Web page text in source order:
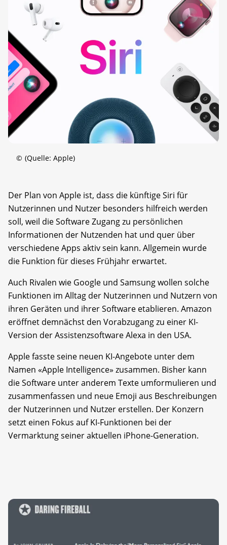
© (Quelle: Apple)
Der Plan von Apple ist, dass die künftige Siri für
Nutzerinnen und Nutzer besonders hilfreich werden
soll, weil die Software Zugang zu persönlichen
Informationen der Nutzenden hat und quer über
verschiedene Apps aktiv sein kann. Allgemein wurde
die Funktion für dieses Frühjahr erwartet.
Auch Rivalen wie Google und Samsung wollen solche
Funktionen im Alltag der Nutzerinnen und Nutzern von
ihren Geräten und ihrer Software etablieren. Amazon
eröffnet demnächst den Vorabzugang zu einer KI-
Version der Assistenzsoftware Alexa in den USA.
Apple fasste seine neuen KI-Angebote unter dem
Namen «Apple Intelligence» zusammen. Bisher kann
die Software unter anderem Texte umformulieren und
zusammenfassen und neue Emoji aus Beschreibungen
der Nutzerinnen und Nutzer erstellen. Der Konzern
setzt einen Fokus auf KI-Funktionen bei der
Vermarktung seiner aktuellen iPhone-Generation.